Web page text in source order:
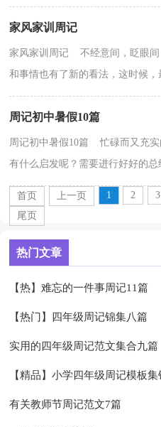
记中了。怎样写周记才更能吸引
家风家训周记
家风家训周记 不经意间，眨眼间
和事情也有了新的看法，这时候
却发现不知道该写些什么，下面
周记初中暑假10篇
周记初中暑假10篇 忙碌而又充
有什么启发呢？需要进行好好的
记有什么要求呢？下面是小编为
首页
上一页 1 2 3
尾页
热门文章
【热】难忘的一件事周记11篇
【热门】四年级周记锦集八篇
实用的四年级周记范文集合九篇
【精品】小学四年级周记模板集
有关教师节周记范文7篇